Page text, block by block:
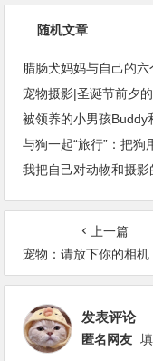
随机文章
腊肠犬妈妈与自己的
宠物摄影|圣诞节前夕
被领养的小男孩Buddy
与狗一起“旅行”：把狗
我把自己对动物和摄
上一篇
宠物：请放下你的相机，不要对我拍
发表评论
匿名网友